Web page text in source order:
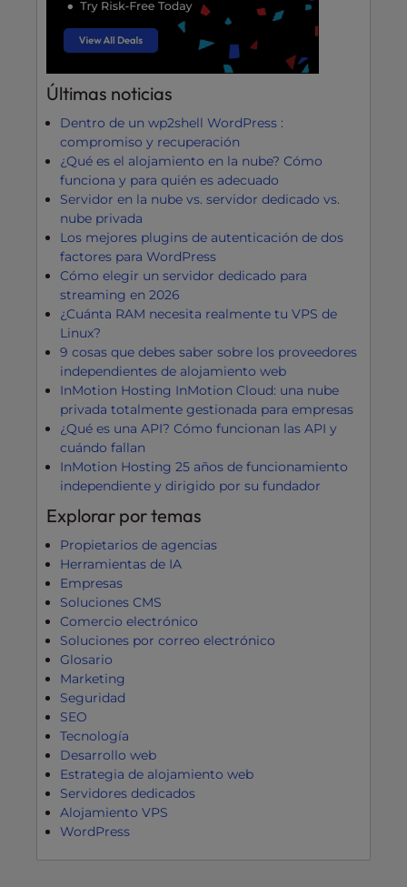
Últimas noticias
Dentro de un wp2shell WordPress :
compromiso y recuperación
¿Qué es el alojamiento en la nube? Cómo
funciona y para quién es adecuado
Servidor en la nube vs. servidor dedicado vs.
nube privada
Los mejores plugins de autenticación de dos
factores para WordPress
Cómo elegir un servidor dedicado para
streaming en 2026
¿Cuánta RAM necesita realmente tu VPS de
Linux?
9 cosas que debes saber sobre los proveedores
independientes de alojamiento web
InMotion Hosting InMotion Cloud: una nube
privada totalmente gestionada para empresas
¿Qué es una API? Cómo funcionan las API y
cuándo fallan
InMotion Hosting 25 años de funcionamiento
independiente y dirigido por su fundador
Explorar por temas
Propietarios de agencias
Herramientas de IA
Empresas
Soluciones CMS
Comercio electrónico
Soluciones por correo electrónico
Glosario
Marketing
Seguridad
SEO
Tecnología
Desarrollo web
Estrategia de alojamiento web
Servidores dedicados
Alojamiento VPS
WordPress